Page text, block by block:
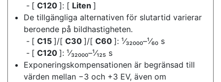
[ C120 ]: [ Liten ]
De tillgängliga alternativen för slutartid varierar
beroende på bildhastigheten.
[ C15 ]/[ C30 ]/[ C60 ]: ¹⁄₃₂₀₀₀–¹⁄₆₀ s
[ C120 ]: ¹⁄₃₂₀₀₀–¹⁄₁₂₅ s
Exponeringskompensationen är begränsad till
värden mellan −3 och +3 EV, även om